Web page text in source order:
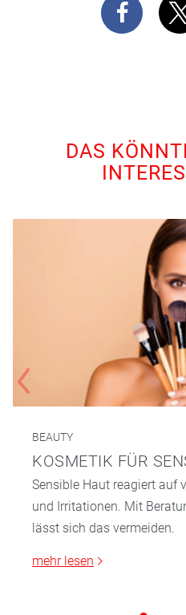
DAS
BEAUTY
KOSMETIK FÜR
Sensible Haut reagiert auf
und Irritationen. Mit
lässt sich das vermeiden.
mehr lesen